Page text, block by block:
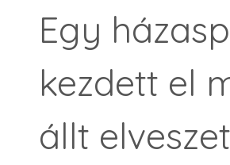
Egy
kezdett el
állt